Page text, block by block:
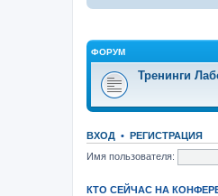
ФОРУМ
Тренинги
ВХОД • РЕГИСТРАЦИЯ
Имя пользователя:
КТО СЕЙЧАС НА